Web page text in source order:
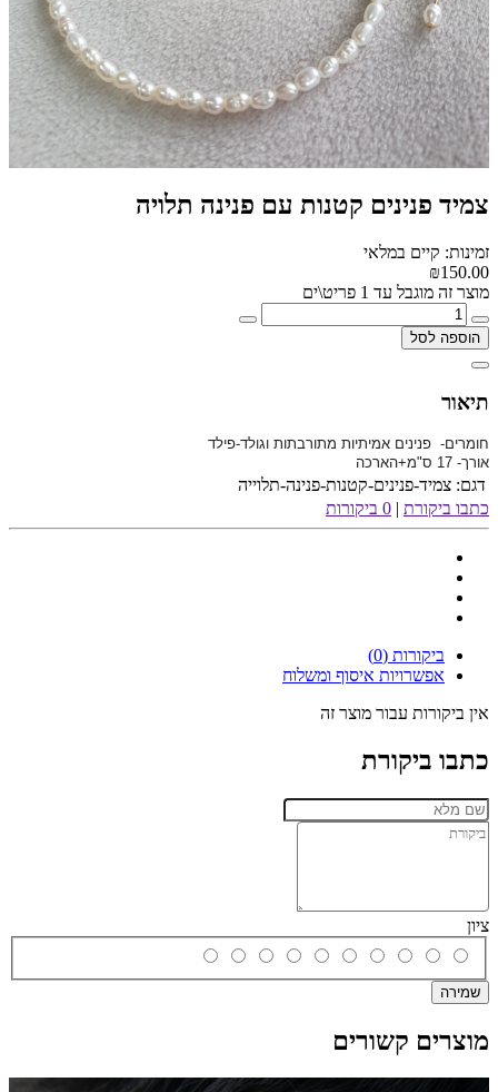
צמיד פנינים קטנות עם פנינה תלויה
זמינות: קיים במלאי
₪150.00
מוצר זה מוגבל עד 1 פריט\ים
הוספה לסל
תיאור
חומרים- פנינים אמיתיות מתורבתות וגולד-פילד
אורך- 17 ס"מ+הארכה
דגם: צמיד-פנינים-קטנות-פנינה-תלוייה
כתבו ביקורת | 0 ביקורות
ביקורות (0)
אפשרויות איסוף ומשלוח
אין ביקורות עבור מוצר זה
כתבו ביקורת
ציון
שמירה
מוצרים קשורים